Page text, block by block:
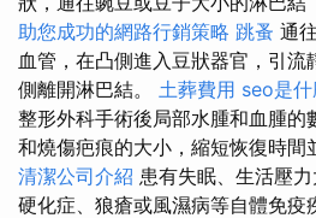
助您成功的網路行銷策略 跳蚤 通
血管，在凸側進入豆狀器官，引流
側離開淋巴結。 土葬費用 seo是什
整形外科手術後局部水腫和血腫的
和燒傷疤痕的大小，縮短恢復時間
清潔公司介紹 患有失眠、生活壓
硬化症、狼瘡或風濕病等自體免疫